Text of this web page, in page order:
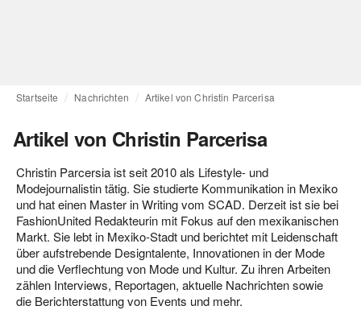
Startseite Nachrichten Artikel von Christin Parcerisa
Artikel von Christin Parcerisa
Christin Parcersia ist seit 2010 als Lifestyle- und
Modejournalistin tätig. Sie studierte Kommunikation in Mexiko
und hat einen Master in Writing vom SCAD. Derzeit ist sie bei
FashionUnited Redakteurin mit Fokus auf den mexikanischen
Markt. Sie lebt in Mexiko-Stadt und berichtet mit Leidenschaft
über aufstrebende Designtalente, Innovationen in der Mode
und die Verflechtung von Mode und Kultur. Zu ihren Arbeiten
zählen Interviews, Reportagen, aktuelle Nachrichten sowie
die Berichterstattung von Events und mehr.